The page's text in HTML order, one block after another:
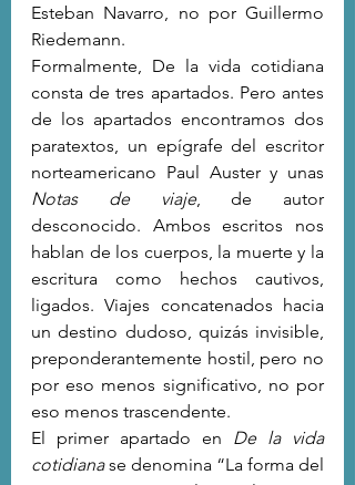
Esteban Navarro, no por Guillermo
Riedemann.
Formalmente, De la vida cotidiana
consta de tres apartados. Pero antes
de los apartados encontramos dos
paratextos, un epígrafe del escritor
Notas de viaje, de autor
desconocido. Ambos escritos nos
hablan de los cuerpos, la muerte y la
escritura como hechos cautivos,
ligados. Viajes concatenados hacia
un destino dudoso, quizás invisible,
preponderantemente hostil, pero no
por eso menos significativo, no por
eso menos trascendente.
El primer apartado en De la vida
cotidiana se denomina “La forma del